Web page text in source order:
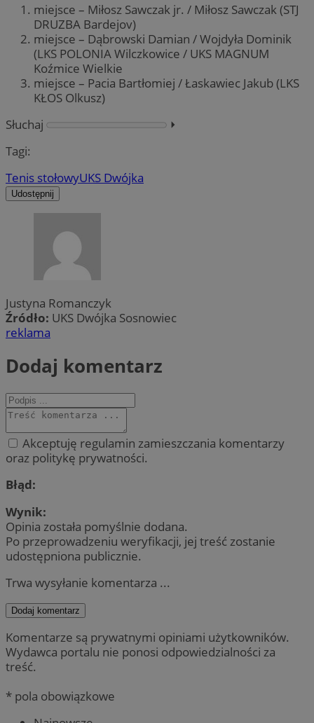
miejsce – Miłosz Sawczak jr. / Miłosz Sawczak (STJ
DRUZBA Bardejov)
miejsce – Dąbrowski Damian / Wojdyła Dominik
(LKS POLONIA Wilczkowice / UKS MAGNUM
Koźmice Wielkie
miejsce – Pacia Bartłomiej / Łaskawiec Jakub (LKS
KŁOS Olkusz)
Słuchaj
⏵︎
Tagi:
Tenis stołowyUKS Dwójka
Udostępnij
Justyna Romanczyk
Źródło: UKS Dwójka Sosnowiec
reklama
Dodaj komentarz
Akceptuję regulamin zamieszczania komentarzy
oraz politykę prywatności.
Błąd:
Wynik:
Opinia została pomyślnie dodana.
Po przeprowadzeniu weryfikacji, jej treść zostanie
udostępniona publicznie.
Trwa wysyłanie komentarza ...
Dodaj komentarz
Komentarze są prywatnymi opiniami użytkowników.
Wydawca portalu nie ponosi odpowiedzialności za
treść.
* pola obowiązkowe